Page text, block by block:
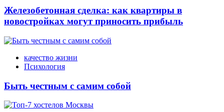
Железобетонная сделка: как квартиры в
новостройках могут приносить прибыль
качество жизни
Психология
Быть честным с самим собой